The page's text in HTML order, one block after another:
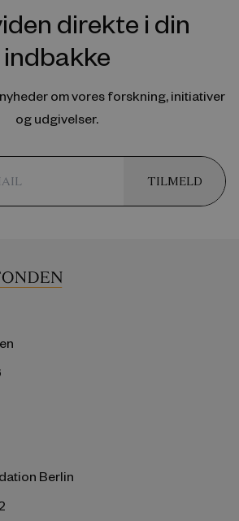
direkte i din
indbakke
om vores forskning, initiativer
og udgivelser.
TILMELD
Berlin